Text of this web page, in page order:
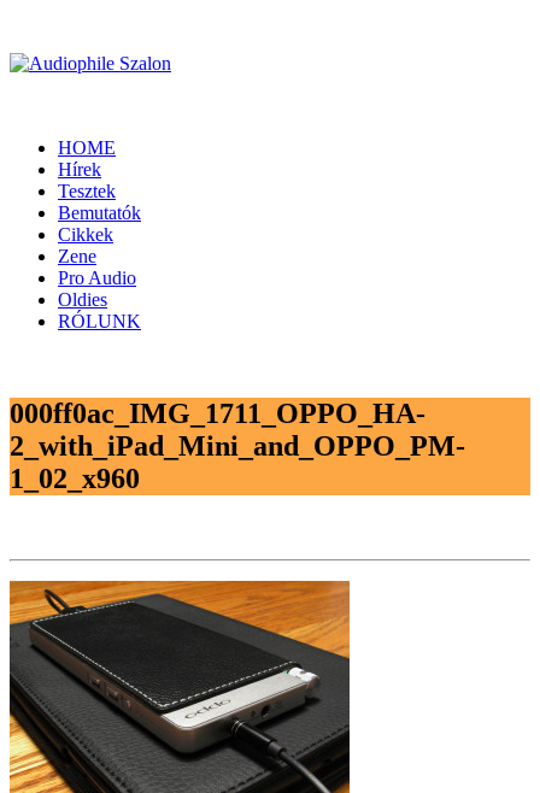
HOME
Hírek
Tesztek
Bemutatók
Cikkek
Zene
Pro Audio
Oldies
RÓLUNK
000ff0ac_IMG_1711_OPPO_HA-
2_with_iPad_Mini_and_OPPO_PM-
1_02_x960